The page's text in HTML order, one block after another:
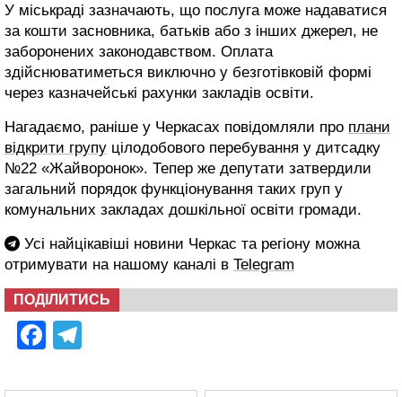
У міськраді зазначають, що послуга може надаватися
за кошти засновника, батьків або з інших джерел, не
заборонених законодавством. Оплата
здійснюватиметься виключно у безготівковій формі
через казначейські рахунки закладів освіти.
Нагадаємо, раніше у Черкасах повідомляли про плани
відкрити групу цілодобового перебування у дитсадку
№22 «Жайворонок». Тепер же депутати затвердили
загальний порядок функціонування таких груп у
комунальних закладах дошкільної освіти громади.
Усі найцікавіші новини Черкас та регіону можна
отримувати на нашому каналі в Telegram
ПОДІЛИТИСЬ
Facebook